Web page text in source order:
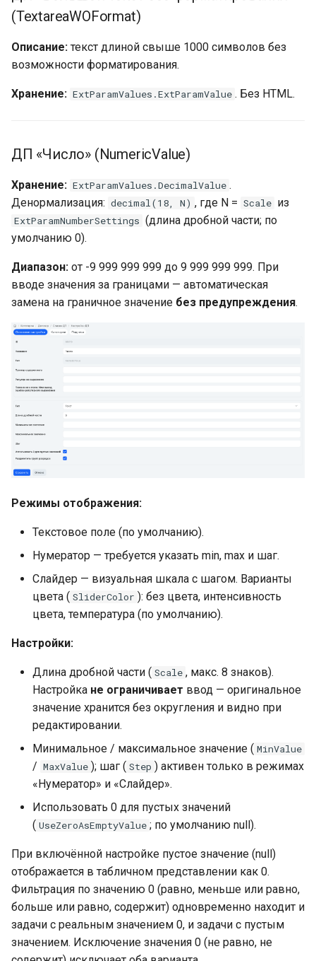
(TextareaWOFormat)
Описание: текст длиной свыше 1000 символов без
возможности форматирования.
Хранение: ExtParamValues.ExtParamValue . Без HTML.
ДП «Число» (NumericValue)
Хранение: ExtParamValues.DecimalValue .
Денормализация: decimal(18, N) , где N = Scale из
ExtParamNumberSettings (длина дробной части; по
умолчанию 0).
Диапазон: от -9 999 999 999 до 9 999 999 999. При
вводе значения за границами — автоматическая
замена на граничное значение без предупреждения.
Режимы отображения:
Текстовое поле (по умолчанию).
Нумератор — требуется указать min, max и шаг.
Слайдер — визуальная шкала с шагом. Варианты
цвета ( SliderColor ): без цвета, интенсивность
цвета, температура (по умолчанию).
Настройки:
Длина дробной части ( Scale , макс. 8 знаков).
Настройка не ограничивает ввод — оригинальное
значение хранится без округления и видно при
редактировании.
Минимальное / максимальное значение ( MinValue
/ MaxValue ); шаг ( Step ) активен только в режимах
«Нумератор» и «Слайдер».
Использовать 0 для пустых значений
( UseZeroAsEmptyValue ; по умолчанию null).
При включённой настройке пустое значение (null)
отображается в табличном представлении как 0.
Фильтрация по значению 0 (равно, меньше или равно,
больше или равно, содержит) одновременно находит и
задачи с реальным значением 0, и задачи с пустым
значением. Исключение значения 0 (не равно, не